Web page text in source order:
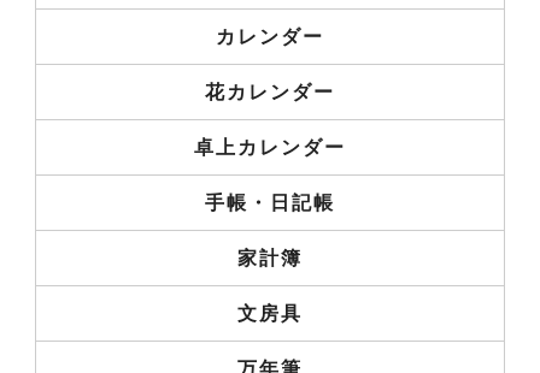
カレンダー
花カレンダー
卓上カレンダー
手帳・日記帳
家計簿
文房具
万年筆